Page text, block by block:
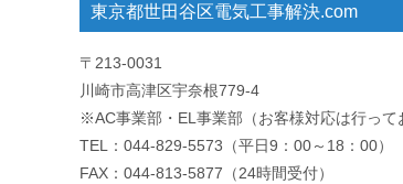
東京都世田谷区電気工事解決.com
〒213-0031
川崎市高津区宇奈根779-4
※AC事業部・EL事業部（お客様対応は行って
TEL：044-829-5573（平日9：00～18：00）
FAX：044-813-5877（24時間受付）